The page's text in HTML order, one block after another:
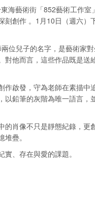
藝術街「852藝術工作室
刻創作 。1月10日（週六
位兒子的名字，是藝術家
他而言，這些作品既是
啟發，守為老師在素描中
鉛筆的灰階為唯一語言
肖像不只是靜態紀錄，更
疊。
、存在與愛的課題。